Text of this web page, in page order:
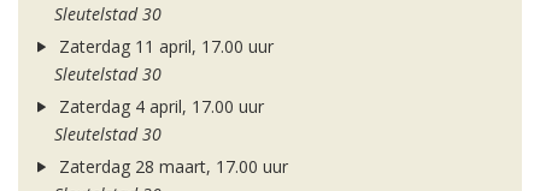
Sleutelstad 30
Zaterdag 11 april, 17.00 uur
Sleutelstad 30
Zaterdag 4 april, 17.00 uur
Sleutelstad 30
Zaterdag 28 maart, 17.00 uur